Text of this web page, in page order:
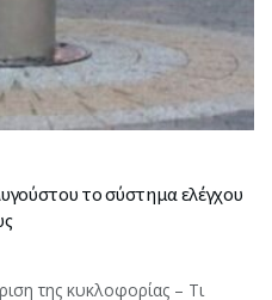
το σύστημα ελέγχου
της κυκλοφορίας – Τι